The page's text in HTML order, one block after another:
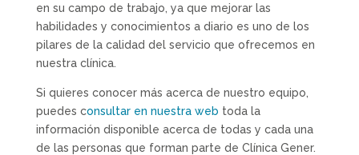
en su campo de trabajo, ya que mejorar las
habilidades y conocimientos a diario es uno de los
pilares de la calidad del servicio que ofrecemos en
nuestra clínica.
Si quieres conocer más acerca de nuestro equipo,
puedes consultar en nuestra web toda la
información disponible acerca de todas y cada una
de las personas que forman parte de Clínica Gener.